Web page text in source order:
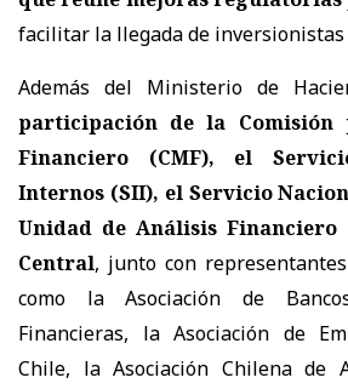
facilitar la llegada de
Además del Ministerio de
participación de la Comisión
Financiero (CMF), el
Internos (SII), el Servicio
Unidad de Análisis Financiero
Central, junto con
como la Asociación de
Financieras, la Asociación de
Chile, la Asociación Chilena de